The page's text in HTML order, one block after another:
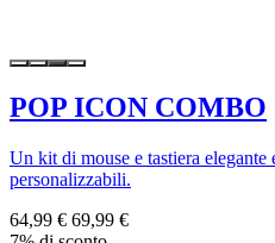
POP ICON COMBO
Un kit di mouse e tastiera elegante
personalizzabili.
64,99 € 69,99 €